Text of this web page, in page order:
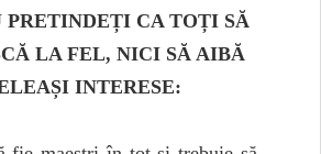
PRETINDEȚI CA TOȚI SĂ
LA FEL, NICI SĂ AIBĂ
INTERESE: